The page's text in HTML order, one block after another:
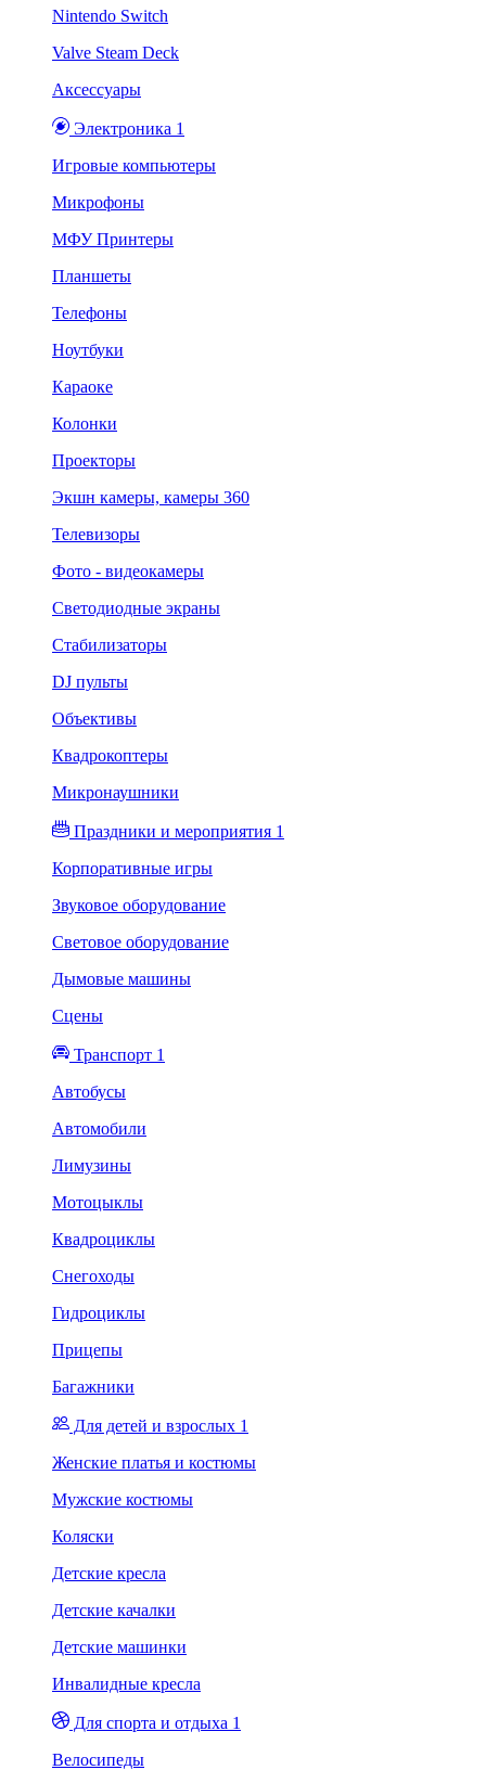
Nintendo Switch
Valve Steam Deck
Аксессуары
Электроника 1
Игровые компьютеры
Микрофоны
МФУ Принтеры
Планшеты
Телефоны
Ноутбуки
Караоке
Колонки
Проекторы
Экшн камеры, камеры 360
Телевизоры
Фото - видеокамеры
Светодиодные экраны
Стабилизаторы
DJ пульты
Объективы
Квадрокоптеры
Микронаушники
Праздники и мероприятия 1
Корпоративные игры
Звуковое оборудование
Световое оборудование
Дымовые машины
Сцены
Транспорт 1
Автобусы
Автомобили
Лимузины
Мотоцыклы
Квадроциклы
Снегоходы
Гидроциклы
Прицепы
Багажники
Для детей и взрослых 1
Женские платья и костюмы
Мужские костюмы
Коляски
Детские кресла
Детские качалки
Детские машинки
Инвалидные кресла
Для спорта и отдыха 1
Велосипеды